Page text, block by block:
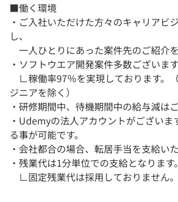
■働く環境
・ご入社いただけた方々のキャリアビ
し、
一人ひとりにあった案件先のご紹介を
・ソフトウエア開発案件多数ございます
∟稼働率97％を実現しております。
ジニアを除く）
・研修期間中、待機期間中の給与減は
・Udemyの法人アカウントがございま
る事が可能です。
・会社都合の場合、転居手当を支給いた
・残業代は1分単位での支給となります。
∟固定残業代は採用しておりません。